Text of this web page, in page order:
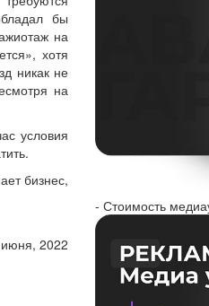
бы
на
хотя
никак не
на
условия
бизнес,
2022
- Стоимость